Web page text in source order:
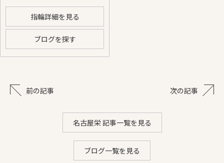
指輪詳細を見る
ブログを探す
前の記事 次の記事
名古屋栄 記事一覧を見る
ブログ一覧を見る